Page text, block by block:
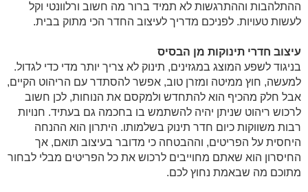
ההתלהבות וההתרגשות לא תמיד ברור מה חשוב ורלוונטי וקל
לעשות טעויות. לפניכם מדריך לעיצוב החדר הכי מתוק בבית.
עיצוב חדרי תינוקות מן הבסיס
בניגוד לשפע המוצג במגזינים, תינוק לא צריך יותר מדי כדי לגדול.
למעשה, חוץ ממיטה ומזרן טוב, אפשר להסתדר עם הריהוט הקיים,
אבל חלק מהכיף הוא להתחדש ולמקסם את הנוחות, לכן חשוב
לרכוש ריהוט שניתן יהיה להשתמש בו בחכמה גם בעתיד. חנויות
רבות משווקות כיום חדר תינוק בשלמותו. היתרון הוא ההנחה
היחסית על הפריטים, וההבטחה כי מדובר בעיצוב תואם, אך
החיסרון הוא שאתם מחוייבים לרכוש את כל הפריטים מבלי לבחור
מתוכם מה שבאמת נחוץ לכם.